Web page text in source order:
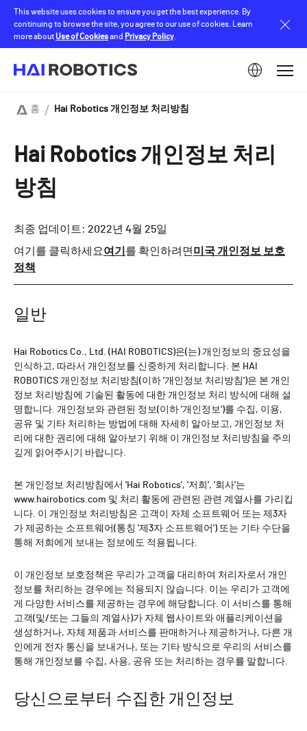
main
content
This website uses cookies to ensure you get the best experience. By
continuing to browse the site, you agree to our use of cookies. Learn
more about Use of Cookiesand Privacy Policy
Image
Breadcrumb
홈 Hai Robotics 개인정보 처리방침
Hai Robotics 개인정보 처리
방침
최종 업데이트: 2022년 4월 25일
여기를 클릭하세요여기 를 확인하려면 미국 개인정보 보호
정책
일반
Hai Robotics Co., Ltd. (HAI ROBOTICS)은(는) 개인정보의 중요성을
인식하고, 따라서 개인정보를 신중하게 처리합니다. 본 HAI
ROBOTICS 개인정보 처리방침(이하 '개인정보 처리방침')은 본 개인
정보 처리방침에 기술된 활동에 대한 개인정보 처리 방식에 대해 설
명합니다. 개인정보와 관련된 정보(이하 '개인정보')를 수집, 이용,
공유 및 기타 처리하는 방법에 대해 자세히 알아보고, 개인정보 처
리에 대한 권리에 대해 알아보기 위해 이 개인정보 처리방침을 주의
깊게 읽어주시기 바랍니다.
본 개인정보 처리방침에서 'Hai Robotics', '저희', '회사'는
www.hairobotics.com 및 처리 활동에 관련된 관련 계열사를 가리킵
니다. 이 개인정보 처리방침은 고객이 자체 소프트웨어 또는 제3자
가 제공하는 소프트웨어(통칭 '제3자 소프트웨어') 또는 기타 수단을
통해 저희에게 보내는 정보에도 적용됩니다.
이 개인정보 보호정책은 우리가 고객을 대리하여 처리자로서 개인
정보를 처리하는 경우에는 적용되지 않습니다. 이는 우리가 고객에
게 다양한 서비스를 제공하는 경우에 해당합니다. 이 서비스를 통해
고객(및/또는 그들의 계열사)가 자체 웹사이트와 애플리케이션을
생성하거나, 자체 제품과 서비스를 판매하거나 제공하거나, 다른 개
인에게 전자 통신을 보내거나, 또는 기타 방식으로 우리의 서비스를
통해 개인정보를 수집, 사용, 공유 또는 처리하는 경우를 말합니다.
당신으로부터 수집한 개인정보